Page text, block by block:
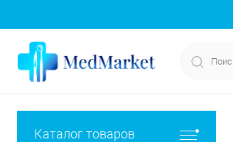
Каталог товаров